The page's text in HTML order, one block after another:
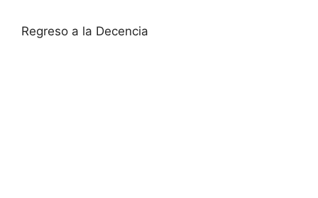
Regreso a la Decencia